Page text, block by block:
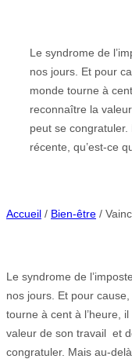
Le syndrome de
nos jours. Et pour
monde tourne à
reconnaître la
peut se congratuler.
récente, qu’est-ce
Accueil / Bien-être /
Le syndrome de
nos jours. Et pour
tourne à cent à l’heure,
valeur de son travail et
congratuler. Mais au-